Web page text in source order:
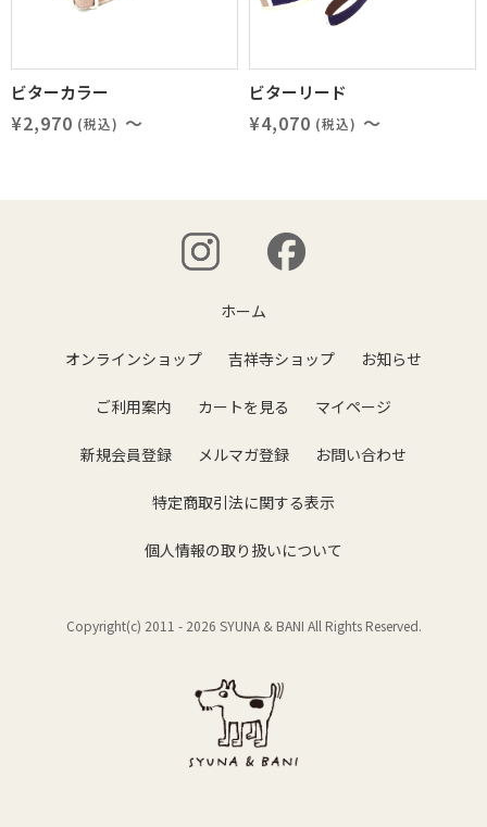
ビターカラー
¥2,970 (税込) ～
ビターリード
¥4,070 (税込) ～
ホーム
オンラインショップ 吉祥寺ショップ お知らせ
ご利用案内 カートを見る マイページ
新規会員登録 メルマガ登録 お問い合わせ
特定商取引法に関する表示
個人情報の取り扱いについて
Copyright(c) 2011 - 2026 SYUNA & BANI All Rights Reserved.